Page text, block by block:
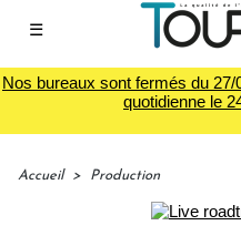
☰
Nos bureaux sont fermés du
quotidienne le
Accueil > Production